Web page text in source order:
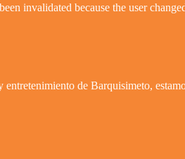
invalidated because the user
de Barquisimeto,